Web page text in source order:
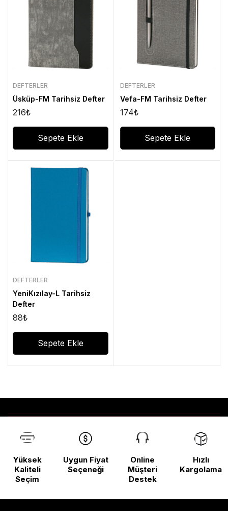
DEFTERLER
Üsküp-FM Tarihsiz Defter
216₺
Sepete Ekle
DEFTERLER
Vefa-FM Tarihsiz Defter
174₺
Sepete Ekle
DEFTERLER
YeniKızılay-L Tarihsiz
Defter
88₺
Sepete Ekle
Yüksek
Kaliteli
Seçim
Uygun Fiyat
Seçeneği
Online
Müşteri
Destek
Hızlı
Kargolama